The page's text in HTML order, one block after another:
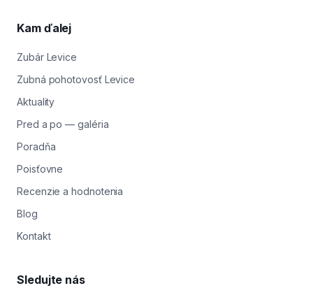
Kam ďalej
Zubár Levice
Zubná pohotovosť Levice
Aktuality
Pred a po — galéria
Poradňa
Poisťovne
Recenzie a hodnotenia
Blog
Kontakt
Sledujte nás